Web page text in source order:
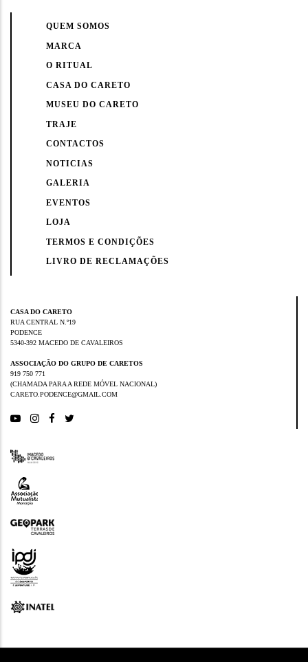
QUEM SOMOS
MARCA
O RITUAL
CASA DO CARETO
MUSEU DO CARETO
TRAJE
CONTACTOS
NOTICIAS
GALERIA
EVENTOS
LOJA
TERMOS E CONDIÇÕES
LIVRO DE RECLAMAÇÕES
CASA DO CARETO
RUA CENTRAL N.º19
PODENCE
5340-392 MACEDO DE CAVALEIROS
ASSOCIAÇÃO DO GRUPO DE CARETOS
919 750 771
(CHAMADA PARA A REDE MÓVEL NACIONAL)
CARETO.PODENCE@GMAIL.COM